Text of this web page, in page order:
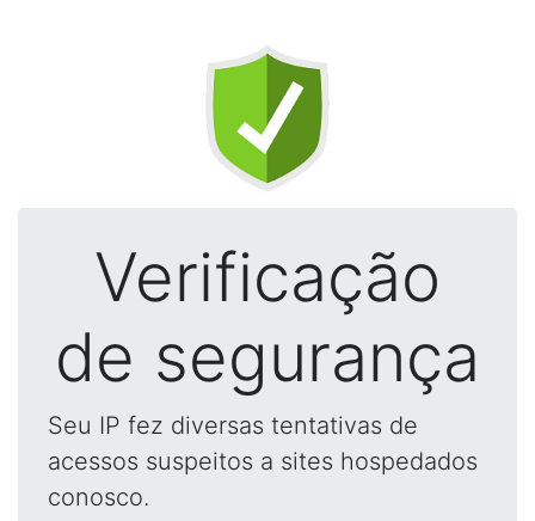
Verificação
de segurança
Seu IP fez diversas tentativas de
acessos suspeitos a sites hospedados
conosco.